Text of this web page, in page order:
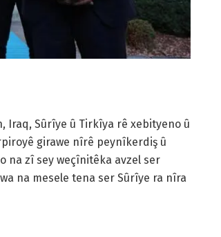
Iraq, Sûrîye û Tirkîya rê xebityeno û
girawe nîrê peynîkerdiş û
na zî sey weçînitêka avzel ser
na mesele tena ser Sûrîye ra nîra